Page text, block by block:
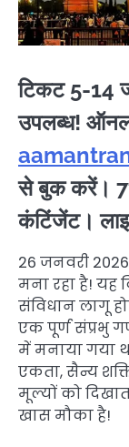
टिकट 5-14
उपलब्ध!
से बुक करें।
कंटिंजेंट।
26 जनवरी
मना रहा है! यह
संविधान लागू
एक पूर्ण संप्रभु
में मनाया गया
एकता, सैन्य
मूल्यों को
खास मौका है!